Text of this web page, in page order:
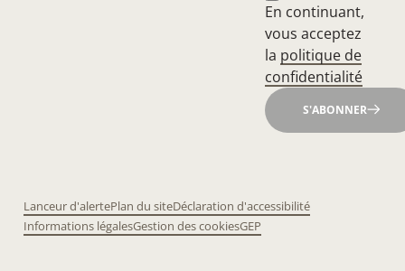
En continuant,
vous acceptez
la politique de
confidentialité
S'ABONNER
Lanceur d'alertePlan du siteDéclaration d'accessibilité
Informations légalesGestion des cookiesGEP